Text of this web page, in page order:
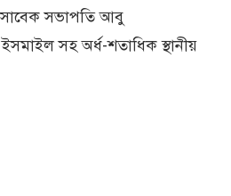
সাবেক সভাপতি আবু
সহ অর্ধ-শতাধিক স্থানীয়